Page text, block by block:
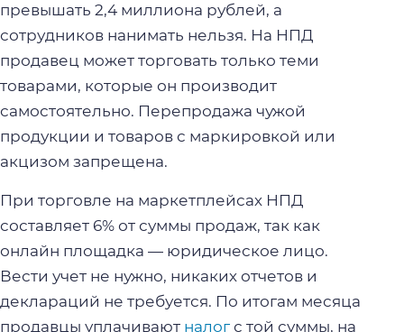
превышать 2,4 миллиона рублей, а
сотрудников нанимать нельзя. На НПД
продавец может торговать только теми
товарами, которые он производит
самостоятельно. Перепродажа чужой
продукции и товаров с маркировкой или
акцизом запрещена.
При торговле на маркетплейсах НПД
составляет 6% от суммы продаж, так как
онлайн площадка — юридическое лицо.
Вести учет не нужно, никаких отчетов и
деклараций не требуется. По итогам месяца
продавцы уплачивают налог с той суммы, на